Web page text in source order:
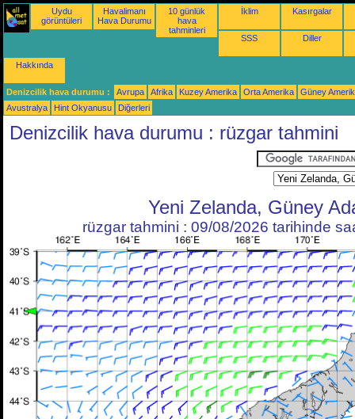
Uydu
görüntüleri
Havalimanı
Hava Durumu
10 günlük
hava
tahminleri
İklim Kasırgalar
SSS Diller
Hakkında
Denizcilik hava durumu : Avrupa Afrika Kuzey Amerika Orta Amerika
Güney
Avustralya
Hint Okyanusu Diğerleri
Denizcilik hava durumu : rüzgar tahmini
Yeni Zelanda, Güney
rüzgar tahmini : 09/08/2026 tarihinde